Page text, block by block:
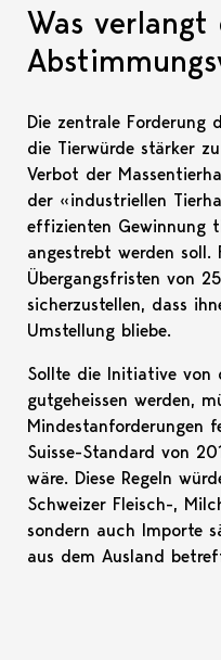
Was verlangt
Die zentrale Forderung
die Tierwürde stärker
Verbot der
der «industriellen
effizienten Gewinnung
angestrebt werden soll.
Übergangsfristen von
sicherzustellen, dass
Umstellung bliebe.
Sollte die Initiative von
gutgeheissen werden,
Mindestanforderungen
Suisse-Standard von
wäre. Diese Regeln
Schweizer Fleisch-,
sondern auch Importe
aus dem Ausland